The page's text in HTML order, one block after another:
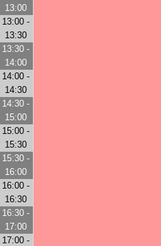
13:00
13:00 -
13:30
13:30 -
14:00
14:00 -
14:30
14:30 -
15:00
15:00 -
15:30
15:30 -
16:00
16:00 -
16:30
16:30 -
17:00
17:00 -